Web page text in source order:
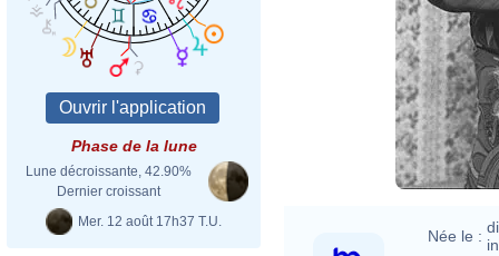
Phase de la lune
Lune décroissante, 42.90%
Dernier croissant
Mer. 12 août 17h37 T.U.
Née le :